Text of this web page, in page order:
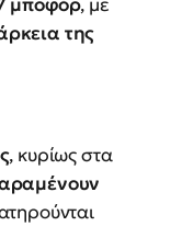
της
, κυρίως στα